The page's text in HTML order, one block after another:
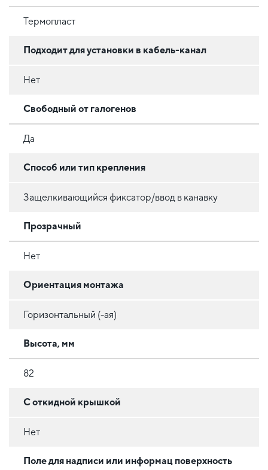
Термопласт
Подходит для установки в кабель-канал
Нет
Свободный от галогенов
Да
Способ или тип крепления
Защелкивающийся фиксатор/ввод в канавку
Прозрачный
Нет
Ориентация монтажа
Горизонтальный (-ая)
Высота, мм
82
С откидной крышкой
Нет
Поле для надписи или информац поверхность